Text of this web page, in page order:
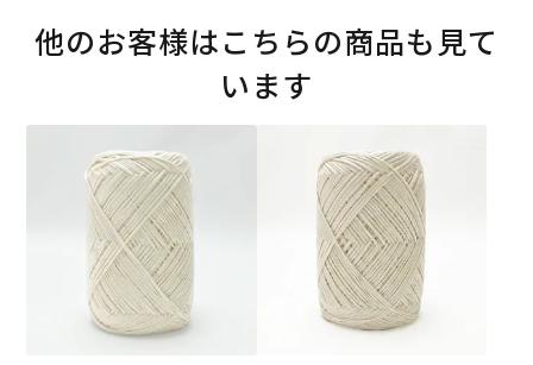
他のお客様はこちらの商品も見て
います